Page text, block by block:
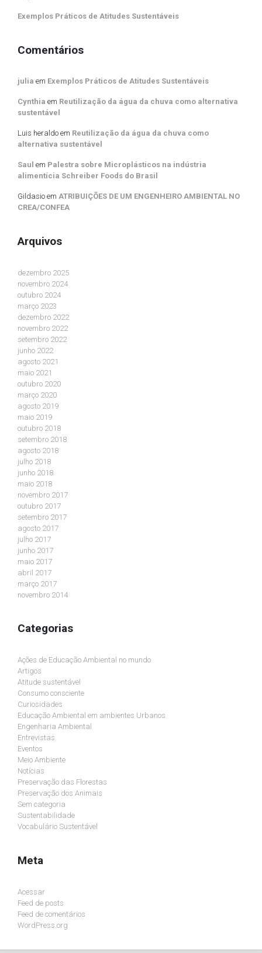
Exemplos Práticos de Atitudes Sustentáveis
Comentários
julia em Exemplos Práticos de Atitudes Sustentáveis
Cynthia em Reutilização da água da chuva como alternativa
sustentável
Luis heraldo em Reutilização da água da chuva como
alternativa sustentável
Saul em Palestra sobre Microplásticos na indústria
alimentícia Schreiber Foods do Brasil
Gildasio em ATRIBUIÇÕES DE UM ENGENHEIRO AMBIENTAL NO
CREA/CONFEA
Arquivos
dezembro 2025
novembro 2024
outubro 2024
março 2023
dezembro 2022
novembro 2022
setembro 2022
junho 2022
agosto 2021
maio 2021
outubro 2020
março 2020
agosto 2019
maio 2019
outubro 2018
setembro 2018
agosto 2018
julho 2018
junho 2018
maio 2018
novembro 2017
outubro 2017
setembro 2017
agosto 2017
julho 2017
junho 2017
maio 2017
abril 2017
março 2017
novembro 2014
Categorias
Ações de Educação Ambiental no mundo
Artigos
Atitude sustentável
Consumo consciente
Curiosidades
Educação Ambiental em ambientes Urbanos
Engenharia Ambiental
Entrevistas
Eventos
Meio Ambiente
Notícias
Preservação das Florestas
Preservação dos Animais
Sem categoria
Sustentabilidade
Vocabulário Sustentável
Meta
Acessar
Feed de posts
Feed de comentários
WordPress.org